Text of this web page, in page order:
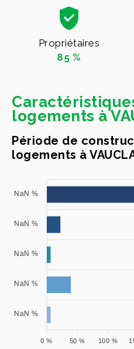
Propriétaires
85 %
logements à
Période de
logements à
NaN %
NaN %
NaN %
NaN %
NaN %
100 %
50 %
0 %